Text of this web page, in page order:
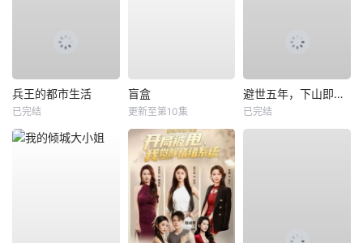
兵王的都市生活
已完结
盲盒
更新至第10集
避世五年，下山即无敌
已完结